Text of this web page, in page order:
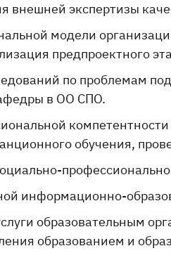
внешней экспертизы
модели
предпроектного
по проблемам
в ОО СПО.
обучения,
информационно-
образовательным
образованием и